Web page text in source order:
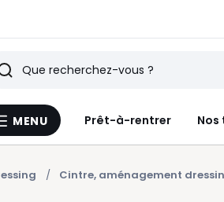
Menu
MENU Prêt-à-rentrer Nos
Rechercher
Cintre, aménagement